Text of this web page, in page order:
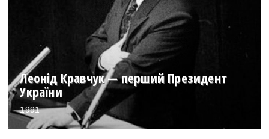
Леонід Кравчук — перший Президент
України
1991